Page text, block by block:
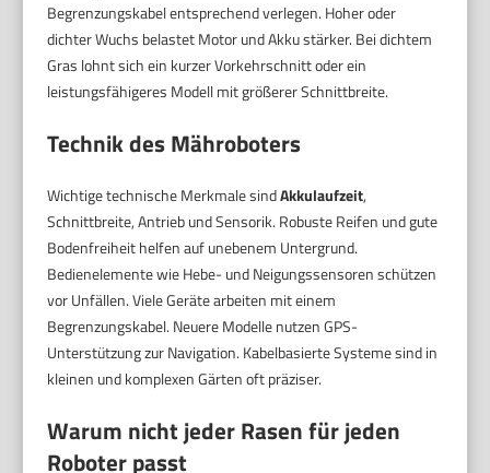
Begrenzungskabel entsprechend verlegen. Hoher oder
dichter Wuchs belastet Motor und Akku stärker. Bei dichtem
Gras lohnt sich ein kurzer Vorkehrschnitt oder ein
leistungsfähigeres Modell mit größerer Schnittbreite.
Technik des Mähroboters
Wichtige technische Merkmale sindAkkulaufzeit,
Schnittbreite, Antrieb und Sensorik. Robuste Reifen und gute
Bodenfreiheit helfen auf unebenem Untergrund.
Bedienelemente wie Hebe- und Neigungssensoren schützen
vor Unfällen. Viele Geräte arbeiten mit einem
Begrenzungskabel. Neuere Modelle nutzen GPS-
Unterstützung zur Navigation. Kabelbasierte Systeme sind in
kleinen und komplexen Gärten oft präziser.
Warum nicht jeder Rasen für jeden
Roboter passt